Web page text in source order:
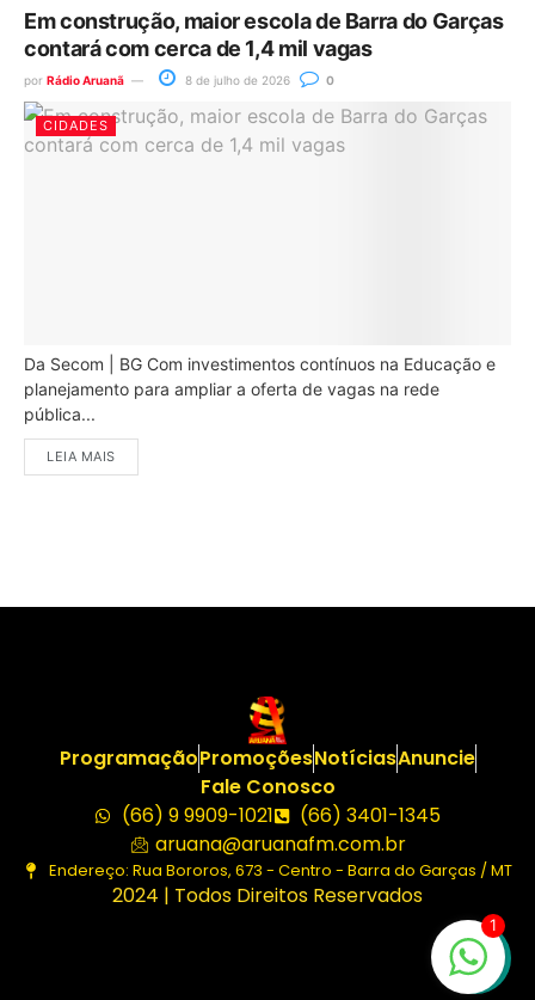
Em construção, maior escola de Barra do Garças
contará com cerca de 1,4 mil vagas
por Rádio Aruanã 8 de julho de 2026 0
CIDADES
Da Secom | BG Com investimentos contínuos na Educação e
planejamento para ampliar a oferta de vagas na rede
pública...
LEIA MAIS
ProgramaçãoPromoçõesNotíciasAnuncie
Fale Conosco
(66) 9 9909-1021
(66) 3401-1345
aruana@aruanafm.com.br
Endereço: Rua Bororos, 673 - Centro - Barra do Garças / MT
2024 | Todos Direitos Reservados
1